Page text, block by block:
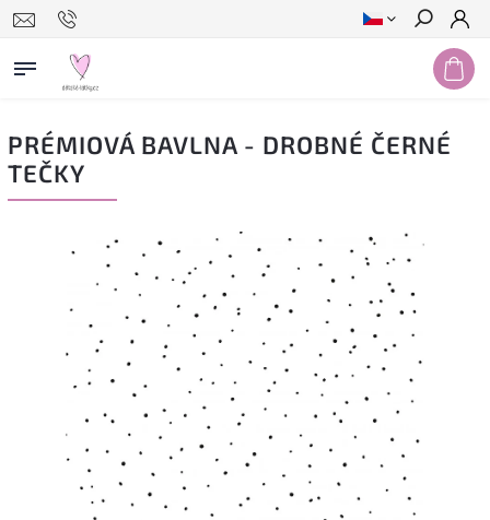
Hledat
PRÉMIOVÁ BAVLNA - DROBNÉ ČERNÉ
TEČKY